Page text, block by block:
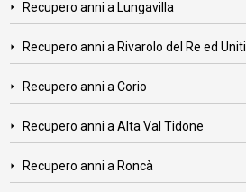
Recupero anni a Lungavilla
Recupero anni a Rivarolo del Re ed Uniti
Recupero anni a Corio
Recupero anni a Alta Val Tidone
Recupero anni a Roncà